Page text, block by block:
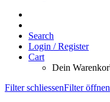
Search
Login / Register
Cart
Dein
Filter schliessenFilter öffnen